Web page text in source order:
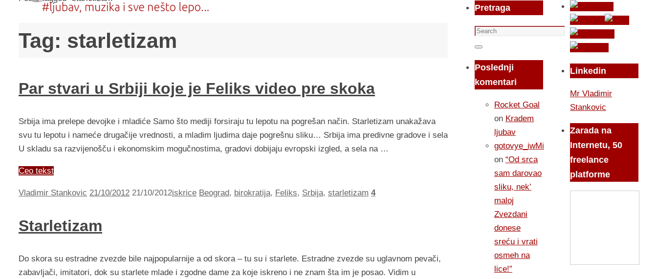
Tag: starletizam
Par stvari u Srbiji koje je Feliks video pre skoka
Srbija ima prelepe devojke i mladiće Samo što mediji forsiraju tu lepotu na pogrešan način. Starletizam unakažava
svu tu lepotu i nameće drugačije vrednosti, a mladim ljudima daje pogrešnu sliku… Srbija ima predivne gradove i sela
U skladu sa razvijenošču i ekonomskim mogučnostima, gradovi dobijaju evropski izgled, a sela na …
Ceo tekst
Vladimir Stankovic 21/10/2012 21/10/2012iskrice Beograd, birokratija, Feliks, Srbija, starletizam 4
Starletizam
Do skora su estradne zvezde bile najpopularnije a od skora – tu su i starlete. Estradne zvezde su uglavnom pevači,
zabavljači, imitatori, dok su starlete mlade i zgodne dame za koje iskreno i ne znam šta im je posao. Vidim u
Pretraga
Search
for:
Search
Poslednji
komentari
Rocket Goal
on Kradem
ljubav
gotovye_iwMi
on “Od srca
sam darovao
sliku, nek’
maloj
Zvezdani
donese
sreću i vrati
osmeh na
lice!”
Linkedin
Mr Vladimir
Stankovic
Zarada na
Internetu, 50
freelance
platforme